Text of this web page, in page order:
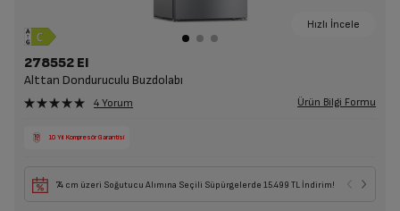
Hızlı İncele
278552 EI
Alttan Donduruculu Buzdolabı
4 Yorum Ürün Bilgi Formu
10 Yıl Kompresör Garantisi
74 cm üzeri Soğutucu Alımına Seçili Süpürgelerde 15.499 TL İndirim!